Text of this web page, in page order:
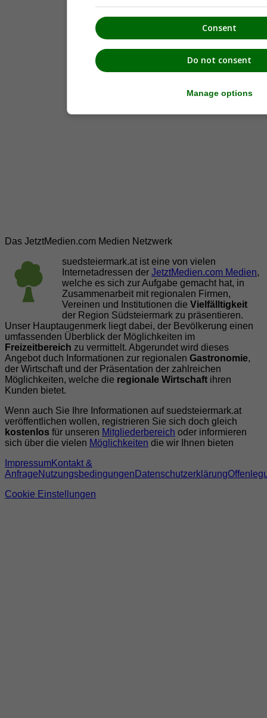
Das JetztMedien.com Medien Netzwerk
suedsteiermark.at ist eine von vielen
Internetadressen der JetztMedien.com Medien,
welche es sich zur Aufgabe gemacht hat, in
Zusammenarbeit mit regionalen Firmen,
Vereinen und Institutionen die Vielfälltigkeit
der Region Südsteiermark zu präsentieren.
Unser Hauptaugenmerk liegt dabei, der Bevölkerung einen
umfassenden Überblick der Möglichkeiten im
Freizeitbereich zu vermittelt. Abgerundet wird dieses
Angebot duch Informationen zur regionalen Gastronomie,
der Wirtschaft und der Präsentation der zahlreichen
Möglichkeiten, welche die regionale Wirtschaft ihren
Kunden bietet.
Wenn auch Sie Ihre Informationen auf suedsteiermark.at
veröffentlichen wollen, registrieren Sie sich doch gleich
kostenlos für unseren Mitgliederbereich oder informieren
sich über die vielen Möglichkeiten die wir Ihnen bieten
ImpressumKontakt &
AnfrageNutzungsbedingungen Datenschutzerklärung
Cookie Einstellungen
Consent
Do not consent
Manage options